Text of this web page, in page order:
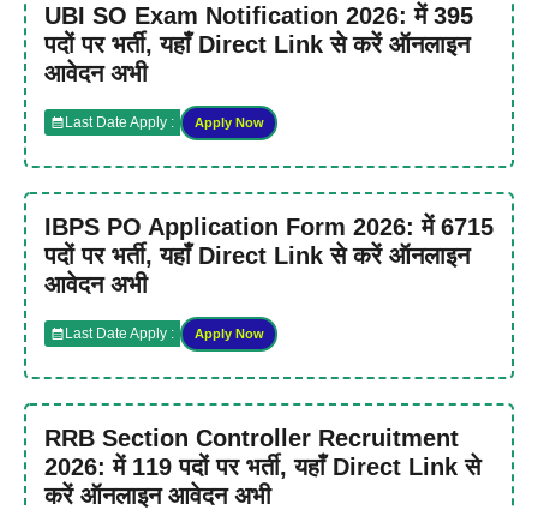
UBI SO Exam Notification 2026: में 395
पदों पर भर्ती, यहाँ Direct Link से करें ऑनलाइन
आवेदन अभी
Last Date Apply : Apply Now
IBPS PO Application Form 2026: में 6715
पदों पर भर्ती, यहाँ Direct Link से करें ऑनलाइन
आवेदन अभी
Last Date Apply : Apply Now
RRB Section Controller Recruitment
2026: में 119 पदों पर भर्ती, यहाँ Direct Link से
करें ऑनलाइन आवेदन अभी